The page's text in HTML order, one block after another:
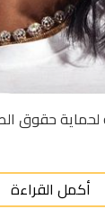
حقوق
أكمل القراءة